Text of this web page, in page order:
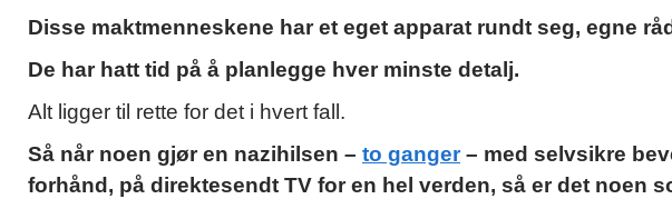
Disse maktmenneskene har et eget apparat rundt seg, egne
De har hatt tid på å planlegge hver minste detalj.
Alt ligger til rette for det i hvert fall.
Så når noen gjør en nazihilsen – to ganger– med selvsikre
forhånd, på direktesendt TV for en hel verden, så er det noen